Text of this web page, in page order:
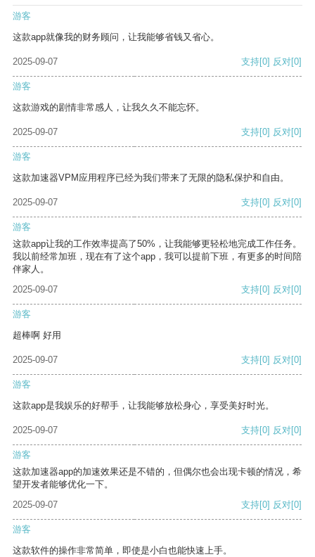
游客
这款app就像我的财务顾问，让我能够省钱又省心。
2025-09-07 支持[0] 反对[0]
游客
这款游戏的剧情非常感人，让我久久不能忘怀。
2025-09-07 支持[0] 反对[0]
游客
这款加速器VPM应用程序已经为我们带来了无限的隐私保护和自由。
2025-09-07 支持[0] 反对[0]
游客
这款app让我的工作效率提高了50%，让我能够更轻松地完成工作任务。
我以前经常加班，现在有了这个app，我可以提前下班，有更多的时间陪
伴家人。
2025-09-07
支持[0] 反对[0]
游客
超棒啊 好用
2025-09-07 支持[0] 反对[0]
游客
这款app是我娱乐的好帮手，让我能够放松身心，享受美好时光。
2025-09-07 支持[0] 反对[0]
游客
这款加速器app的加速效果还是不错的，但偶尔也会出现卡顿的情况，希
望开发者能够优化一下。
2025-09-07
支持[0] 反对[0]
游客
这款软件的操作非常简单，即使是小白也能快速上手。